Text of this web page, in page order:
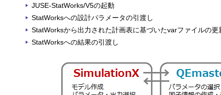
JUSE-StatWorks/V5の起動
StatWorksへの設計パラメータの引渡し
StatWorksから出力された計画表に基づいたvarファイルの更
StatWorksへの結果の引渡し